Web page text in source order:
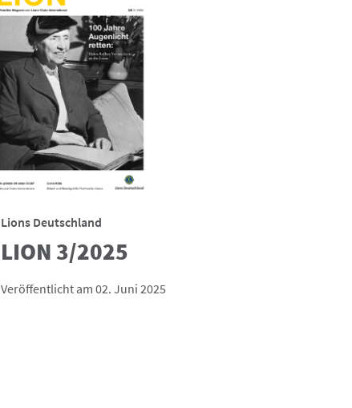
Lions Deutschland
LION 3/2025
Veröffentlicht am 02. Juni 2025